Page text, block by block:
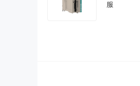
服